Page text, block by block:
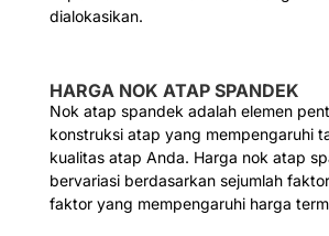
dialokasikan.
HARGA NOK ATAP SPANDEK
Nok atap spandek adalah elemen
konstruksi atap yang mempengaruhi
kualitas atap Anda. Harga nok atap
bervariasi berdasarkan sejumlah
faktor yang mempengaruhi harga